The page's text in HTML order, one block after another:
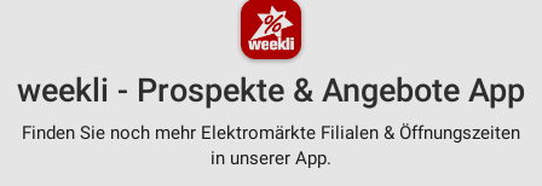
weekli - Prospekte & Angebote App
Finden Sie noch mehr Elektromärkte Filialen & Öffnungszeiten
in unserer App.